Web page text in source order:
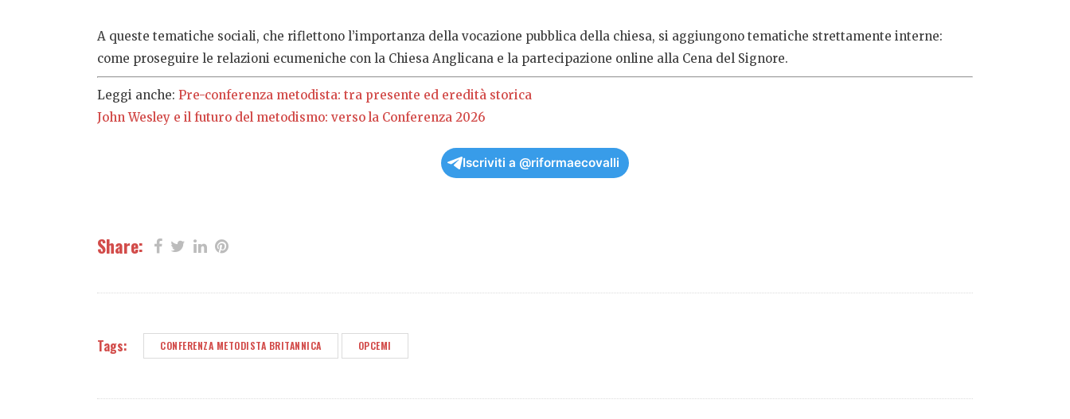
A queste tematiche sociali, che riflettono l’importanza della vocazione pubblica della chiesa, si aggiungono tematiche strettamente interne:
come proseguire le relazioni ecumeniche con la Chiesa Anglicana e la partecipazione online alla Cena del Signore.
Leggi anche: Pre-conferenza metodista: tra presente ed eredità storica
John Wesley e il futuro del metodismo: verso la Conferenza 2026
Iscriviti a @riformaecovalli
Share:
Tags: CONFERENZA METODISTA BRITANNICA OPCEMI